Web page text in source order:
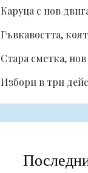
Каруца с нов
Гъвкавостта,
Стара сметка,
Избори в три